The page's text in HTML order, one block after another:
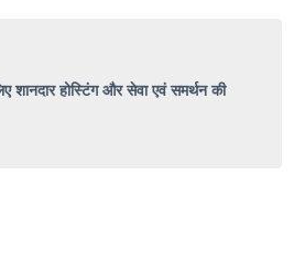
होस्टिंग और सेवा एवं समर्थन की